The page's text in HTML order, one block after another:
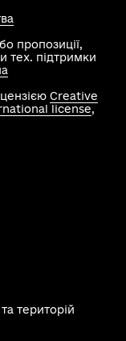
пропозиції,
тех. підтримки
Creative
license,
територій